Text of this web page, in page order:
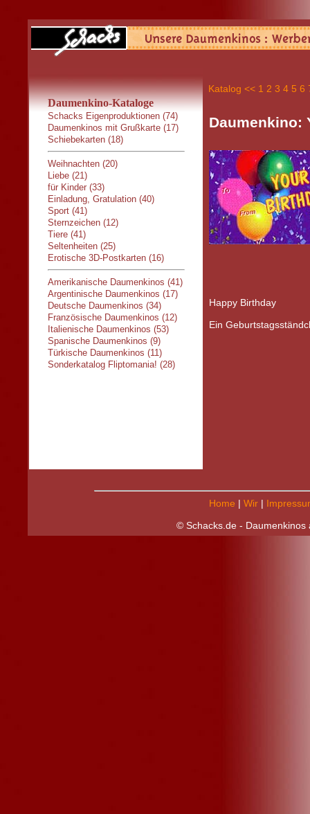
Daumenkino-Kataloge
Schacks Eigenproduktionen (74)
Daumenkinos mit Grußkarte (17)
Schiebekarten (18)
Weihnachten (20)
Liebe (21)
für Kinder (33)
Einladung, Gratulation (40)
Sport (41)
Sternzeichen (12)
Tiere (41)
Seltenheiten (25)
Erotische 3D-Postkarten (16)
Amerikanische Daumenkinos (41)
Argentinische Daumenkinos (17)
Deutsche Daumenkinos (34)
Französische Daumenkinos (12)
Italienische Daumenkinos (53)
Spanische Daumenkinos (9)
Türkische Daumenkinos (11)
Sonderkatalog Fliptomania! (28)
Katalog << 1 2 3 4 5 6
Daumenkino:
Happy Birthday
Ein
Home | Wir|
© Schacks.de - Daumenkinos